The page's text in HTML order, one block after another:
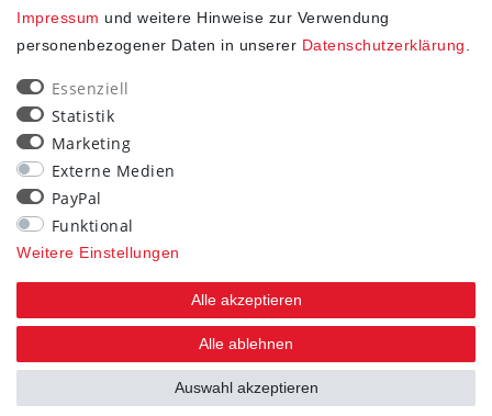
SHOP
Impressum
Daten­schutz­erklärung
AGB
Widerrufs­recht
STAY CONNECTED
Impressum und weitere Hinweise zur Verwendung
personenbezogener Daten in unserer Daten­schutz­erklärung
Essenziell
Statistik
Marketing
Externe Medien
PayPal
Funktional
Weitere Einstellungen
Alle akzeptieren
Alle ablehnen
Auswahl akzeptieren